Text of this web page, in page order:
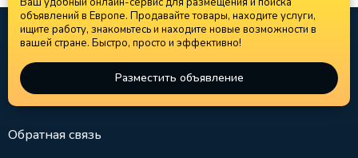
объявлений в Европе. Продавайте товары, находите услуги,
ищите работу, знакомьтесь и находите новые возможности в
вашей стране. Быстро, просто и эффективно!
Разместить объявление
Обратная связь